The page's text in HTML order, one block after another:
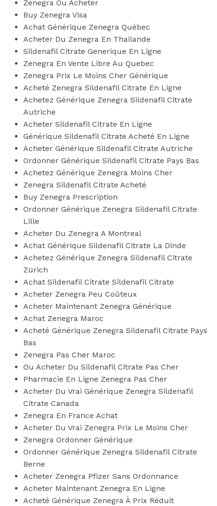
Zenegra Ou Acheter
Buy Zenegra Visa
Achat Générique Zenegra Québec
Acheter Du Zenegra En Thailande
Sildenafil Citrate Generique En Ligne
Zenegra En Vente Libre Au Quebec
Zenegra Prix Le Moins Cher Générique
Acheté Zenegra Sildenafil Citrate En Ligne
Achetez Générique Zenegra Sildenafil Citrate
Autriche
Acheter Sildenafil Citrate En Ligne
Générique Sildenafil Citrate Acheté En Ligne
Acheter Générique Sildenafil Citrate Autriche
Ordonner Générique Sildenafil Citrate Pays Bas
Achetez Générique Zenegra Moins Cher
Zenegra Sildenafil Citrate Acheté
Buy Zenegra Prescription
Ordonner Générique Zenegra Sildenafil Citrate
Lille
Acheter Du Zenegra A Montreal
Achat Générique Sildenafil Citrate La Dinde
Achetez Générique Zenegra Sildenafil Citrate
Zürich
Achat Sildenafil Citrate Sildenafil Citrate
Acheter Zenegra Peu Coûteux
Acheter Maintenant Zenegra Générique
Achat Zenegra Maroc
Acheté Générique Zenegra Sildenafil Citrate Pays
Bas
Zenegra Pas Cher Maroc
Ou Acheter Du Sildenafil Citrate Pas Cher
Pharmacie En Ligne Zenegra Pas Cher
Acheter Du Vrai Générique Zenegra Sildenafil
Citrate Canada
Zenegra En France Achat
Acheter Du Vrai Zenegra Prix Le Moins Cher
Zenegra Ordonner Générique
Ordonner Générique Zenegra Sildenafil Citrate
Berne
Acheter Zenegra Pfizer Sans Ordonnance
Acheter Maintenant Zenegra En Ligne
Acheté Générique Zenegra À Prix Réduit